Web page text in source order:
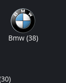
Bmw (38)